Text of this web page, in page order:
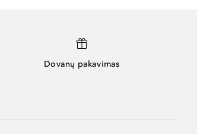
Dovanų pakavimas